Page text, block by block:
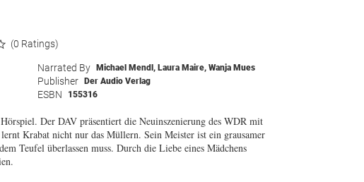
(0 Ratings)
Narrated By Michael Mendl , Laura Maire, Wanja Mues
Publisher Der Audio Verlag
ESBN 155316
Der DAV präsentiert die Neuinszenierung des WDR mit
Krabat nicht nur das Müllern. Sein Meister ist ein grausamer
Teufel überlassen muss. Durch die Liebe eines Mädchens